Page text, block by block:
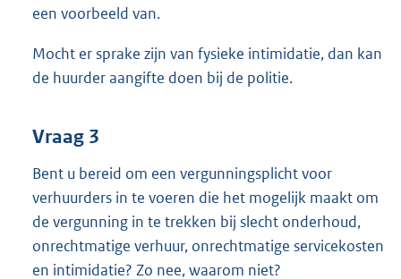
een voorbeeld van.
Mocht er sprake zijn van fysieke intimidatie, dan kan
de huurder aangifte doen bij de politie.
Vraag 3
Bent u bereid om een vergunningsplicht voor
verhuurders in te voeren die het mogelijk maakt om
de vergunning in te trekken bij slecht onderhoud,
onrechtmatige verhuur, onrechtmatige servicekosten
en intimidatie? Zo nee, waarom niet?